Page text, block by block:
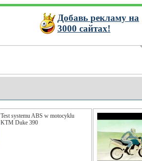
Добавь рекламу на
3000 сайтах!
Test systemu ABS w motocyklu
KTM Duke 390